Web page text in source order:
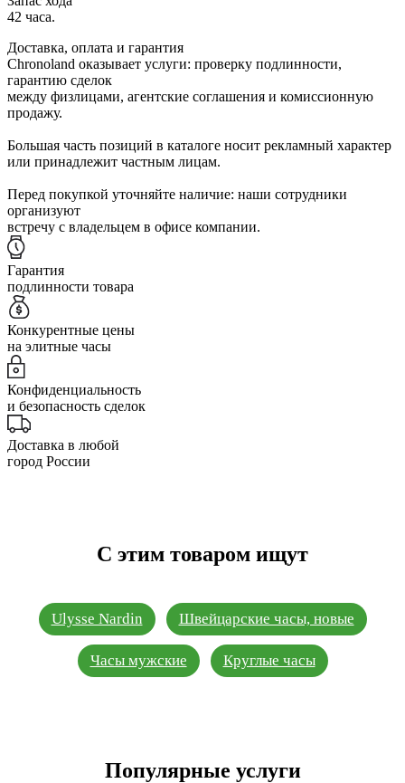
42 часа.
Доставка, оплата и гарантия
Chronoland оказывает услуги: проверку подлинности,
гарантию сделок
между физлицами, агентские соглашения и комиссионную
продажу.
Большая часть позиций в каталоге носит рекламный характер
или принадлежит частным лицам.
Перед покупкой уточняйте наличие: наши сотрудники
организуют
встречу с владельцем в офисе компании.
Гарантия
подлинности товара
Конкурентные цены
на элитные часы
Конфиденциальность
и безопасность сделок
Доставка в любой
город России
С этим товаром ищут
Ulysse Nardin Швейцарские часы, новые
Часы мужские Круглые часы
Популярные услуги